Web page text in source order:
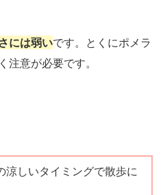
には弱いです。とくにポメラ
注意が必要です。
涼しいタイミングで散歩に